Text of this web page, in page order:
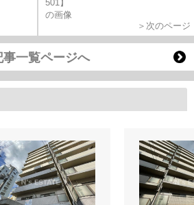
＞次のページ
事一覧ページへ